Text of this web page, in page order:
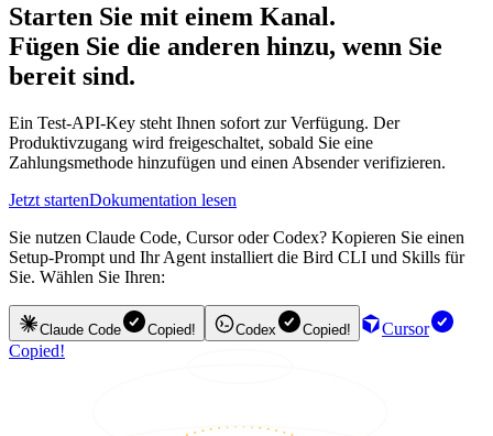
Starten Sie mit einem Kanal.
Fügen Sie die anderen hinzu, wenn Sie
bereit sind.
Ein Test-API-Key steht Ihnen sofort zur Verfügung. Der
Produktivzugang wird freigeschaltet, sobald Sie eine
Zahlungsmethode hinzufügen und einen Absender verifizieren.
Jetzt startenDokumentation lesen
Sie nutzen Claude Code, Cursor oder Codex? Kopieren Sie einen
Setup-Prompt und Ihr Agent installiert die Bird CLI und Skills für
Sie. Wählen Sie Ihren:
Claude Code Copied! Codex Copied!
Cursor
Copied!